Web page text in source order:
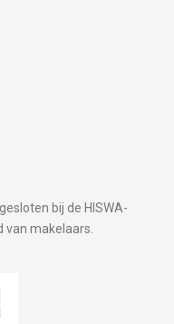
bij de HISWA-
van makelaars.